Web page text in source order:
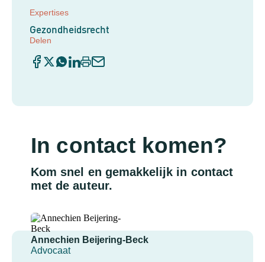
Expertises
Gezondheidsrecht
Delen
In contact komen?
Kom snel en gemakkelijk in contact
met de auteur.
Annechien Beijering-Beck
Advocaat